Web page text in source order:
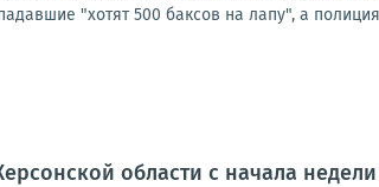
"хотят 500 баксов на лапу", а
области с начала недели